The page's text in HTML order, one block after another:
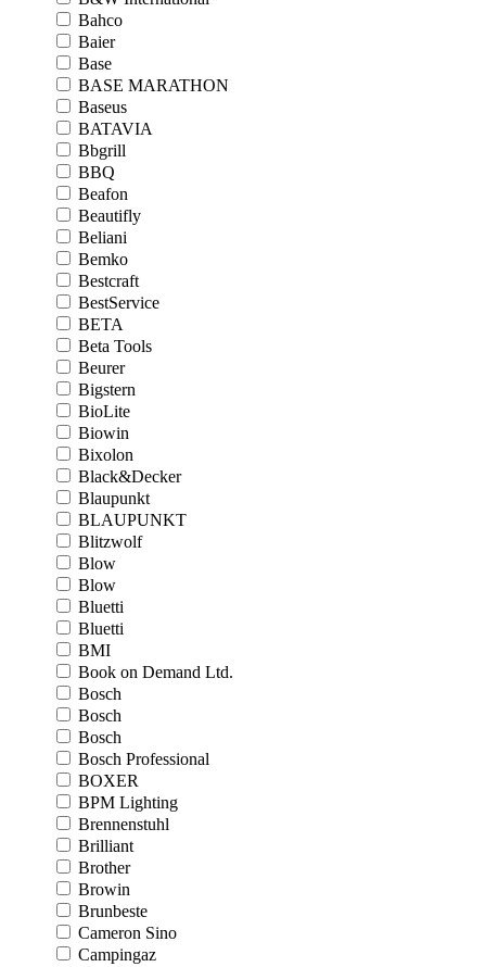
Bahco
Baier
Base
BASE MARATHON
Baseus
BATAVIA
Bbgrill
BBQ
Beafon
Beautifly
Beliani
Bemko
Bestcraft
BestService
BETA
Beta Tools
Beurer
Bigstern
BioLite
Biowin
Bixolon
Black&Decker
Blaupunkt
BLAUPUNKT
Blitzwolf
Blow
Blow
Bluetti
Bluetti
BMI
Book on Demand Ltd.
Bosch
Bosch
Bosch
Bosch Professional
BOXER
BPM Lighting
Brennenstuhl
Brilliant
Brother
Browin
Brunbeste
Cameron Sino
Campingaz